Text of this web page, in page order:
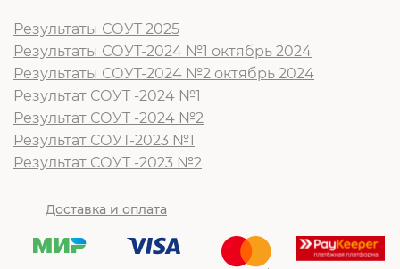
Результаты СОУТ 2025
Результаты СОУТ-2024 №1 октябрь 2024
Результаты СОУТ-2024 №2 октябрь 2024
Результат СОУТ -2024 №1
Результат СОУТ -2024 №2
Результат СОУТ-2023 №1
Результат СОУТ -2023 №2
Доставка и оплата